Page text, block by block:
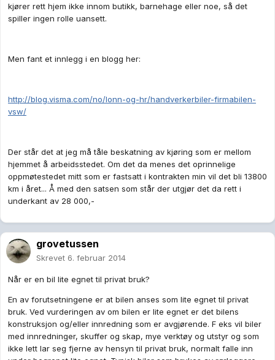
kjører rett hjem ikke innom butikk, barnehage eller noe, så det
spiller ingen rolle uansett.
Men fant et innlegg i en blogg her:
http://blog.visma.com/no/lonn-og-hr/handverkerbiler-firmabilen-
vsw/
Der står det at jeg må tåle beskatning av kjøring som er mellom
hjemmet å arbeidsstedet. Om det da menes det oprinnelige
oppmøtestedet mitt som er fastsatt i kontrakten min vil det bli 13800
km i året... Å med den satsen som står der utgjør det da rett i
underkant av 28 000,-
grovetussen
Skrevet 6. februar 2014
Når er en bil lite egnet til privat bruk?
En av forutsetningene er at bilen anses som lite egnet til privat
bruk. Ved vurderingen av om bilen er lite egnet er det bilens
konstruksjon og/eller innredning som er avgjørende. F eks vil biler
med innredninger, skuffer og skap, mye verktøy og utstyr og som
ikke lett lar seg fjerne av hensyn til privat bruk, normalt falle inn